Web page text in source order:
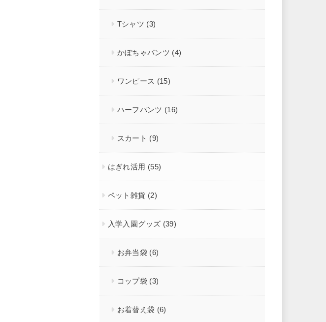
Tシャツ (3)
かぼちゃパンツ (4)
ワンピース (15)
ハーフパンツ (16)
スカート (9)
はぎれ活用 (55)
ペット雑貨 (2)
入学入園グッズ (39)
お弁当袋 (6)
コップ袋 (3)
お着替え袋 (6)